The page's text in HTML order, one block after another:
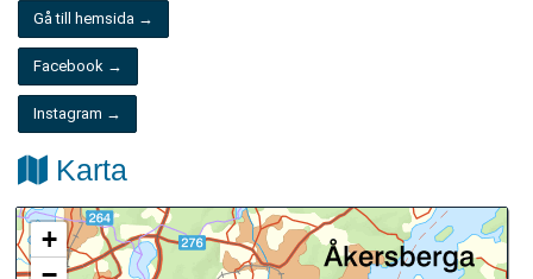
Gå till hemsida →
Facebook →
Instagram →
Karta
+